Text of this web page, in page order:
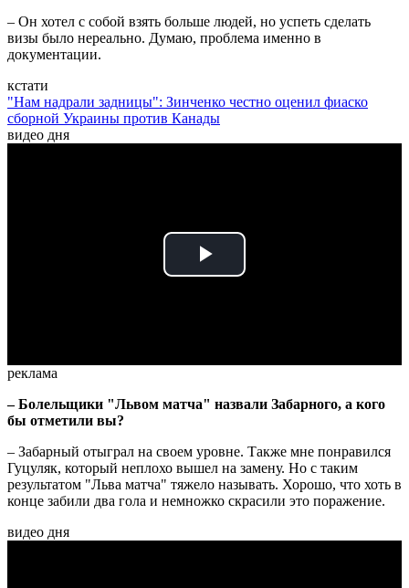
– Он хотел с собой взять больше людей, но успеть сделать
визы было нереально. Думаю, проблема именно в
документации.
кстати
"Нам надрали задницы": Зинченко честно оценил фиаско
сборной Украины против Канады
видео дня
Play
реклама
– Болельщики "Львом матча" назвали Забарного, а кого
бы отметили вы?
– Забарный отыграл на своем уровне. Также мне понравился
Гуцуляк, который неплохо вышел на замену. Но с таким
результатом "Льва матча" тяжело называть. Хорошо, что хоть в
конце забили два гола и немножко скрасили это поражение.
видео дня